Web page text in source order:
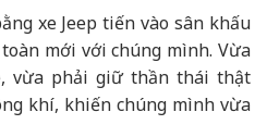
xe Jeep tiến vào sân khấu
mới với chúng mình. Vừa
vừa phải giữ thần thái thật
khí, khiến chúng mình vừa